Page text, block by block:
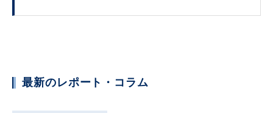
最新のレポート・コラム